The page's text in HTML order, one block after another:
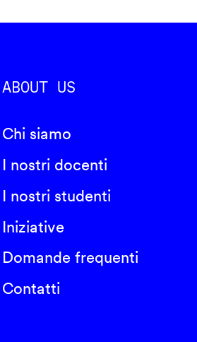
ABOUT US
Chi siamo
I nostri docenti
I nostri studenti
Iniziative
Domande frequenti
Contatti